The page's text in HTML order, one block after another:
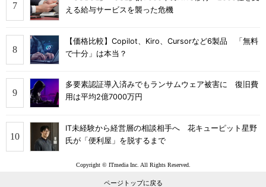
える給与サービスを襲った危機
【価格比較】Copilot、Kiro、Cursorなど6製品 「無料
で十分」は本当？
多要素認証導入済みでもランサムウェア被害に 復旧費
用は平均2億7000万円
IT未経験から経営層の相談相手へ 花キューピット星野
氏が「便利屋」を脱するまで
Copyright © ITmedia Inc. All Rights Reserved.
ページトップに戻る